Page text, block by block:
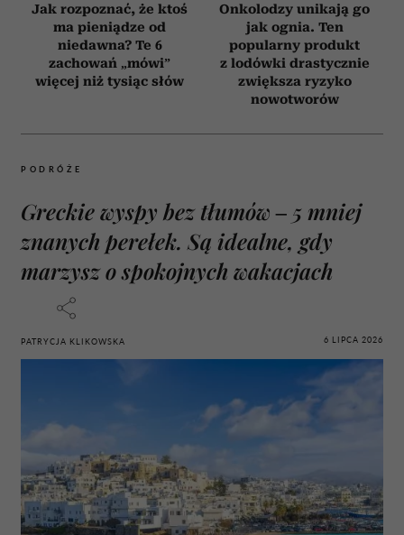
Jak rozpoznać, że ktoś
ma pieniądze od
niedawna? Te 6
zachowań „mówi”
więcej niż tysiąc słów
Onkolodzy unikają go
jak ognia. Ten
popularny produkt
z lodówki drastycznie
zwiększa ryzyko
nowotworów
PODRÓŻE
Greckie wyspy bez tłumów – 5 mniej
znanych perełek. Są idealne, gdy
marzysz o spokojnych wakacjach
PATRYCJA KLIKOWSKA 6 LIPCA 2026